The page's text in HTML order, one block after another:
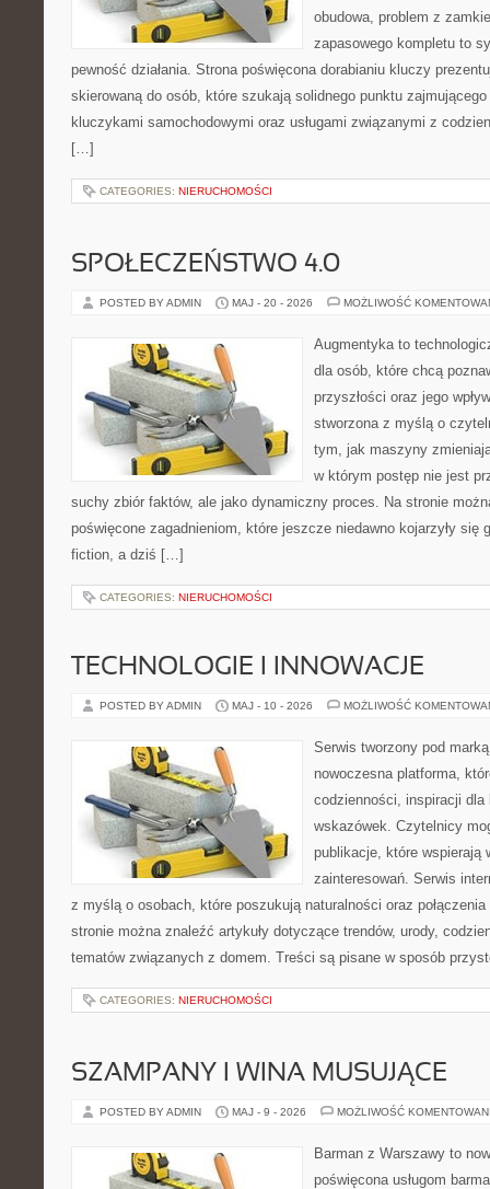
obudowa, problem z
zapasowego kompletu to
pewność działania. Strona poświęcona dorabianiu kluczy
skierowaną do osób, które szukają solidnego punktu
kluczykami samochodowymi oraz usługami związanymi z
[…]
CATEGORIES: NIERUCHOMOŚCI
SPOŁECZEŃSTWO 4.0
POSTED BY ADMIN MAJ - 20 - 2026 MOŻLIWOŚĆ
Augmentyka to
dla osób, które chcą
przyszłości oraz jego
stworzona z myślą o
tym, jak maszyny
w którym postęp nie jest
suchy zbiór faktów, ale jako dynamiczny proces. Na stronie
poświęcone zagadnieniom, które jeszcze niedawno kojarzyły się
fiction, a dziś […]
CATEGORIES: NIERUCHOMOŚCI
TECHNOLOGIE I INNOWACJE
POSTED BY ADMIN MAJ - 10 - 2026 MOŻLIWOŚĆ
Serwis tworzony pod
nowoczesna platforma,
codzienności, inspiracji
wskazówek. Czytelnicy
publikacje, które wspierają
zainteresowań. Serwis
z myślą o osobach, które poszukują naturalności oraz
stronie można znaleźć artykuły dotyczące trendów, urody,
tematów związanych z domem. Treści są pisane w sposób
CATEGORIES: NIERUCHOMOŚCI
SZAMPANY I WINA MUSUJĄCE
POSTED BY ADMIN MAJ - 9 - 2026 MOŻLIWOŚĆ
Barman z Warszawy to
poświęcona usługom